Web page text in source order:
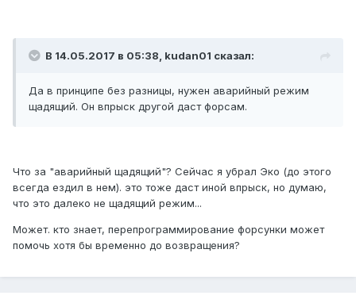
В 14.05.2017 в 05:38, kudan01 сказал:
Да в принципе без разницы, нужен аварийный режим
щадящий. Он впрыск другой даст форсам.
Что за "аварийный щадящий"? Сейчас я убрал Эко (до этого
всегда ездил в нем). это тоже даст иной впрыск, но думаю,
что это далеко не щадящий режим...
Может. кто знает, перепрограммирование форсунки может
помочь хотя бы временно до возвращения?